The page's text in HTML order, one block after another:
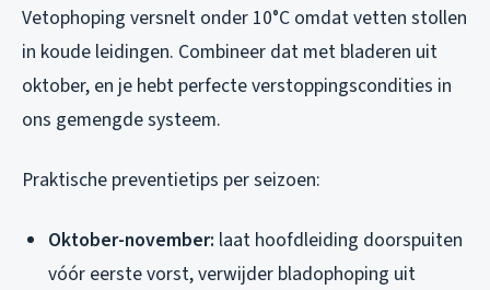
Vetophoping versnelt onder 10°C omdat vetten stollen
in koude leidingen. Combineer dat met bladeren uit
oktober, en je hebt perfecte verstoppingscondities in
ons gemengde systeem.
Praktische preventietips per seizoen:
Oktober-november: laat hoofdleiding doorspuiten
vóór eerste vorst, verwijder bladophoping uit